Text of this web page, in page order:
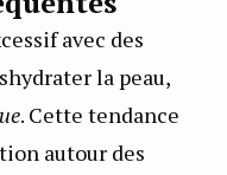
avec des
la peau,
. Cette tendance
autour des